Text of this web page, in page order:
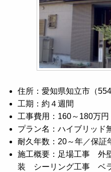
住所：愛知県知立市（554
工期：約４週間
工事費用：160～180万円
プラン名：ハイブリッド
耐久年数：20～年／保証
施工概要：足場工事
装 シーリング工事 ベ